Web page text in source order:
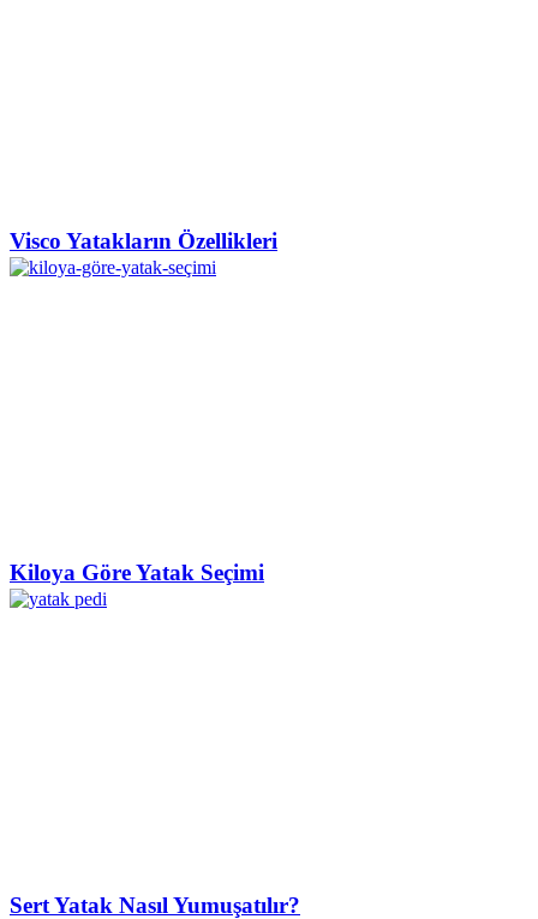
Visco Yatakların Özellikleri
Kiloya Göre Yatak Seçimi
Sert Yatak Nasıl Yumuşatılır?